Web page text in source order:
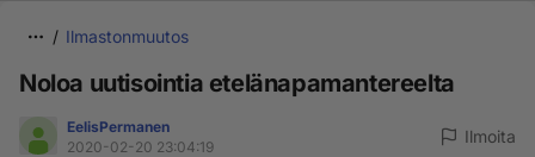
Ilmastonmuutos
Noloa uutisointia etelänapamantereelta
EelisPermanen
2020-02-20 23:04:19
Ilmoita